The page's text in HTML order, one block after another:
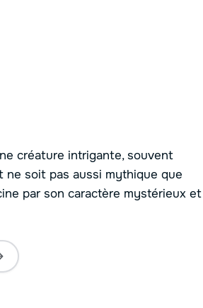
créature intrigante, souvent
ne soit pas aussi mythique que
par son caractère mystérieux et